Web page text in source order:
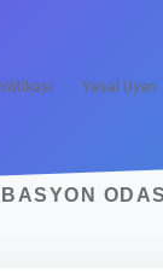
Yasal Uyarı